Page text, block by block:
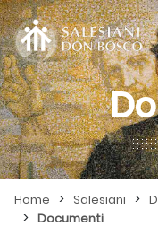
Home > Salesiani >
> Documenti